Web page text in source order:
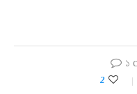
১
2